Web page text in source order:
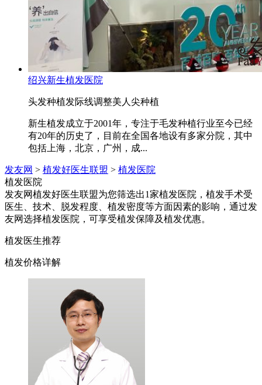
绍兴新生植发医院
头发种植发际线调整美人尖种植
新生植发成立于2001年，专注于毛发种植行业至今已经
有20年的历史了，目前在全国各地设有多家分院，其中
包括上海，北京，广州，成...
发友网 > 植发好医生联盟 > 植发医院
植发医院
发友网植发好医生联盟为您筛选出1家植发医院，植发手术受
医生、技术、脱发程度、植发密度等方面因素的影响，通过发
友网选择植发医院，可享受植发保障及植发优惠。
植发医生推荐
植发价格详解